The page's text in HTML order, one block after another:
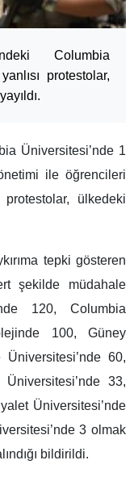
Columbia
protestolar,
Üniversitesi’nde 1
ile öğrencileri
protestolar, ülkedeki
tepki gösteren
şekilde müdahale
120, Columbia
100, Güney
60,
33,
Üniversitesi’nde
3 olmak
bildirildi.